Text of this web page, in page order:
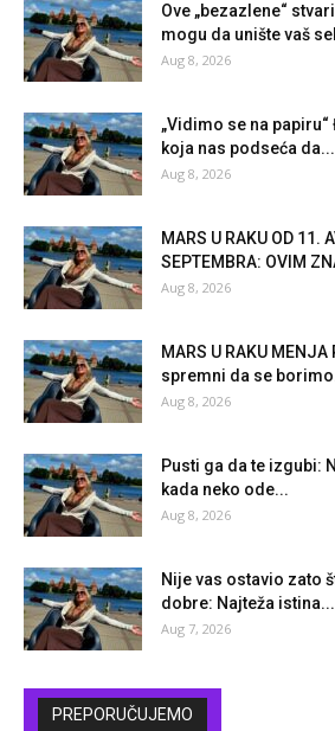
Ove „bezazlene“
mogu da unište vaš
Aug 8, 2026
„Vidimo se na
koja nas podseća da...
Aug 8, 2026
MARS U RAKU OD 11.
SEPTEMBRA: OVIM
Aug 8, 2026
MARS U RAKU
spremni da se
Aug 8, 2026
Pusti ga da te izgubi:
kada neko ode...
Aug 8, 2026
Nije vas ostavio zato
dobre: Najteža istina...
Aug 7, 2026
PREPORUČUJEMO